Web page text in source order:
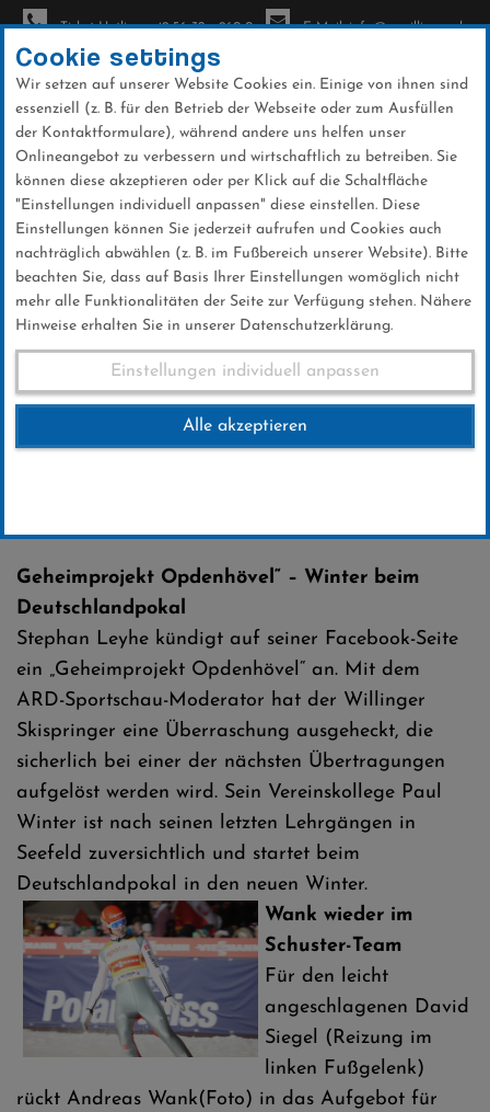
Direkt
zum
Inhalt
Ticket-Hotline: +49 56 32 - 960-0 E-Mail: info@sc-willingen.de
News
Club-News 08.12.2016
08 .Dezember 2016
Geheimprojekt Opdenhövel“ – Winter beim
Deutschlandpokal
Stephan Leyhe kündigt auf seiner Facebook-Seite
ein „Geheimprojekt Opdenhövel“ an. Mit dem
ARD-Sportschau-Moderator hat der Willinger
Skispringer eine Überraschung ausgeheckt, die
sicherlich bei einer der nächsten Übertragungen
aufgelöst werden wird. Sein Vereinskollege Paul
Winter ist nach seinen letzten Lehrgängen in
Seefeld zuversichtlich und startet beim
Deutschlandpokal in den neuen Winter.
Wank wieder im
Schuster-Team
Für den leicht
angeschlagenen David
Siegel (Reizung im
linken Fußgelenk)
rückt Andreas Wank(Foto) in das Aufgebot für
Cookie settings
Wir setzen auf unserer Website Cookies ein. Einige von ihnen sind
essenziell (z. B. für den Betrieb der Webseite oder zum Ausfüllen
der Kontaktformulare), während andere uns helfen unser
Onlineangebot zu verbessern und wirtschaftlich zu betreiben. Sie
können diese akzeptieren oder per Klick auf die Schaltfläche
"Einstellungen individuell anpassen" diese einstellen. Diese
Einstellungen können Sie jederzeit aufrufen und Cookies auch
nachträglich abwählen (z. B. im Fußbereich unserer Website). Bitte
beachten Sie, dass auf Basis Ihrer Einstellungen womöglich nicht
mehr alle Funktionalitäten der Seite zur Verfügung stehen. Nähere
Hinweise erhalten Sie in unserer Datenschutzerklärung.
Einstellungen individuell anpassen
Alle akzeptieren